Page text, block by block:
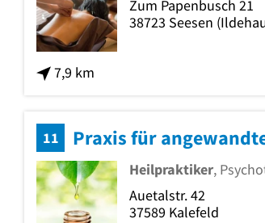
7,9 km
Zum Papenbusch 21
38723 Seesen
11
Heilpraktiker,
Auetalstr. 42
37589 Kalefeld